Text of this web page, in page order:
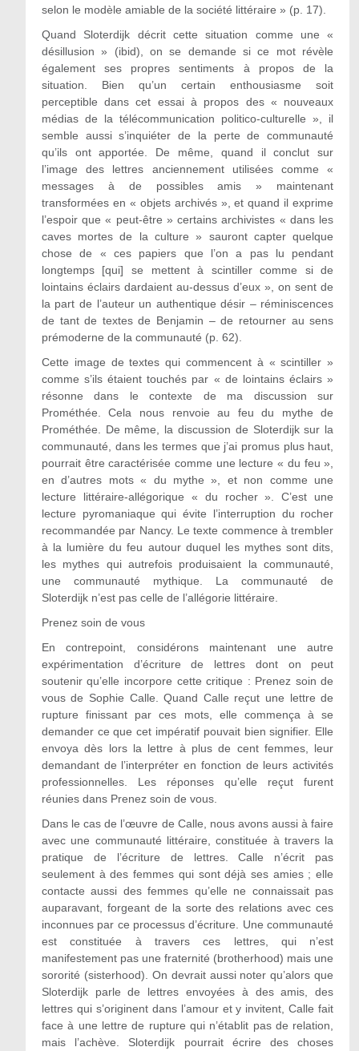
selon le modèle amiable de la société littéraire » (p. 17).
Quand Sloterdijk décrit cette situation comme une «
désillusion » (ibid), on se demande si ce mot révèle
également ses propres sentiments à propos de la
situation. Bien qu’un certain enthousiasme soit
perceptible dans cet essai à propos des « nouveaux
médias de la télécommunication politico-culturelle », il
semble aussi s’inquiéter de la perte de communauté
qu’ils ont apportée. De même, quand il conclut sur
l’image des lettres anciennement utilisées comme «
messages à de possibles amis » maintenant
transformées en « objets archivés », et quand il exprime
l’espoir que « peut-être » certains archivistes « dans les
caves mortes de la culture » sauront capter quelque
chose de « ces papiers que l’on a pas lu pendant
longtemps [qui] se mettent à scintiller comme si de
lointains éclairs dardaient au-dessus d’eux », on sent de
la part de l’auteur un authentique désir – réminiscences
de tant de textes de Benjamin – de retourner au sens
prémoderne de la communauté (p. 62).
Cette image de textes qui commencent à « scintiller »
comme s’ils étaient touchés par « de lointains éclairs »
résonne dans le contexte de ma discussion sur
Prométhée. Cela nous renvoie au feu du mythe de
Prométhée. De même, la discussion de Sloterdijk sur la
communauté, dans les termes que j’ai promus plus haut,
pourrait être caractérisée comme une lecture « du feu »,
en d’autres mots « du mythe », et non comme une
lecture littéraire-allégorique « du rocher ». C’est une
lecture pyromaniaque qui évite l’interruption du rocher
recommandée par Nancy. Le texte commence à trembler
à la lumière du feu autour duquel les mythes sont dits,
les mythes qui autrefois produisaient la communauté,
une communauté mythique. La communauté de
Sloterdijk n’est pas celle de l’allégorie littéraire.
Prenez soin de vous
En contrepoint, considérons maintenant une autre
expérimentation d’écriture de lettres dont on peut
soutenir qu’elle incorpore cette critique : Prenez soin de
vous de Sophie Calle. Quand Calle reçut une lettre de
rupture finissant par ces mots, elle commença à se
demander ce que cet impératif pouvait bien signifier. Elle
envoya dès lors la lettre à plus de cent femmes, leur
demandant de l’interpréter en fonction de leurs activités
professionnelles. Les réponses qu’elle reçut furent
réunies dans Prenez soin de vous.
Dans le cas de l’œuvre de Calle, nous avons aussi à faire
avec une communauté littéraire, constituée à travers la
pratique de l’écriture de lettres. Calle n’écrit pas
seulement à des femmes qui sont déjà ses amies ; elle
contacte aussi des femmes qu’elle ne connaissait pas
auparavant, forgeant de la sorte des relations avec ces
inconnues par ce processus d’écriture. Une communauté
est constituée à travers ces lettres, qui n’est
manifestement pas une fraternité (brotherhood) mais une
sororité (sisterhood). On devrait aussi noter qu’alors que
Sloterdijk parle de lettres envoyées à des amis, des
lettres qui s’originent dans l’amour et y invitent, Calle fait
face à une lettre de rupture qui n’établit pas de relation,
mais l’achève. Sloterdijk pourrait écrire des choses